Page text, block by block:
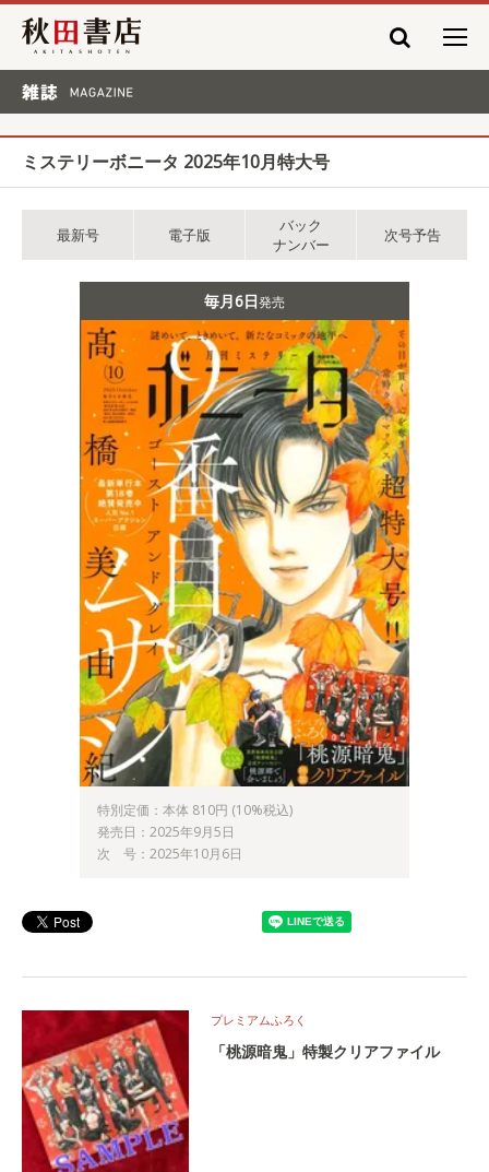
秋田書店
ミステリーボニータ 2025年10月特大号
最新号 電子版
バック
ナンバー
次号予告
毎月6日発売
特別定価：本体 810円 (10%税込)
発売日：2025年9月5日
次 号：2025年10月6日
プレミアムふろく
「桃源暗鬼」特製クリアファイル